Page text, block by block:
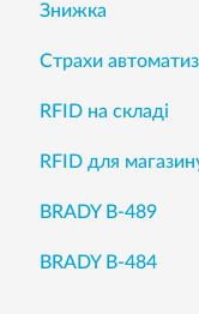
Знижка
Страхи
RFID на складі
RFID для
BRADY B-489
BRADY B-484